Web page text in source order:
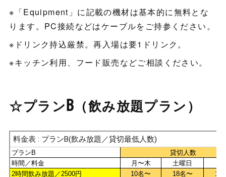
※「Equipment」に記載の機材は基本的に無料とな
ります。PC接続などはケーブルをご持参ください。
※ドリンク持込厳禁。再入場は要1ドリンク。
※キッチン利用、フード販売などご相談ください。
☆プランB（飲み放題プラン）